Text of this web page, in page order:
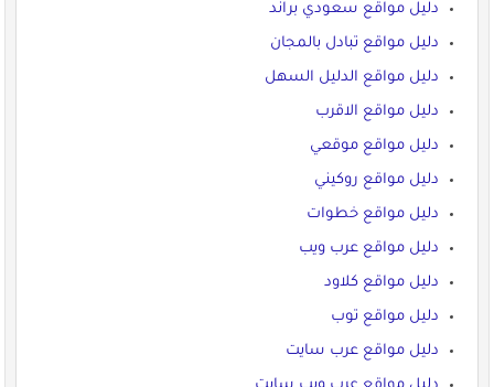
دليل مواقع سعودي براند
دليل مواقع تبادل بالمجان
دليل مواقع الدليل السهل
دليل مواقع الاقرب
دليل مواقع موقعي
دليل مواقع روكيني
دليل مواقع خطوات
دليل مواقع عرب ويب
دليل مواقع كلاود
دليل مواقع توب
دليل مواقع عرب سايت